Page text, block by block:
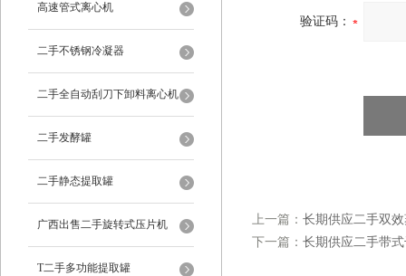
高速管式离心机
二手不锈钢冷凝器
二手全自动刮刀下卸料离心机
二手发酵罐
二手静态提取罐
广西出售二手旋转式压片机
T二手多功能提取罐
验证码：
上一篇： 长期供应二手双
下一篇： 长期供应二手带